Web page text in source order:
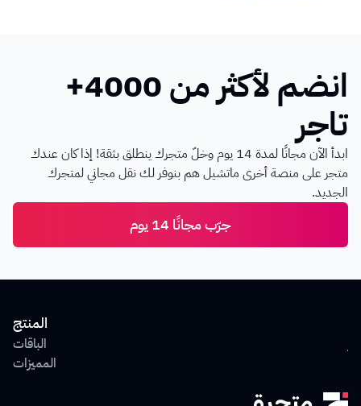
جرّب مجانًا 14 يوم
تاجر
الجديد.
المنتج
الباقات
المميزات